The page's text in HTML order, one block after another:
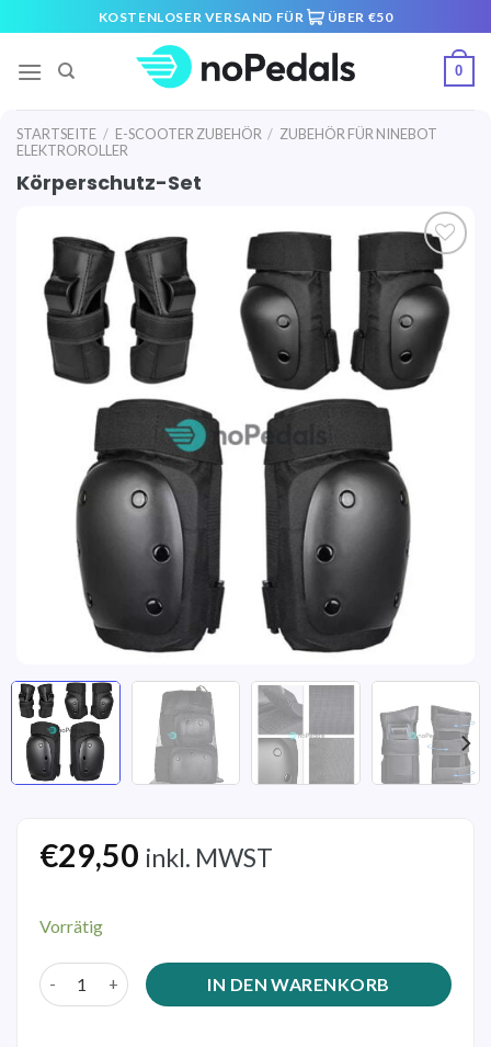
to
content
KOSTENLOSER VERSAND FÜR ÜBER €50
0
STARTSEITE / E-SCOOTER ZUBEHÖR / ZUBEHÖR FÜR NINEBOT
ELEKTROROLLER
Körperschutz-Set
Auf die
Wunschliste
€29,50 inkl. MWST
Vorrätig
Körperschutz-Set MengeIN DEN WARENKORB